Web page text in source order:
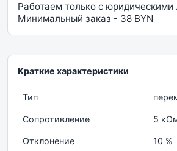
Работаем только с
Минимальный заказ - 38 BYN
Краткие характеристики
Тип
Сопротивление 5
Отклонение 10 %